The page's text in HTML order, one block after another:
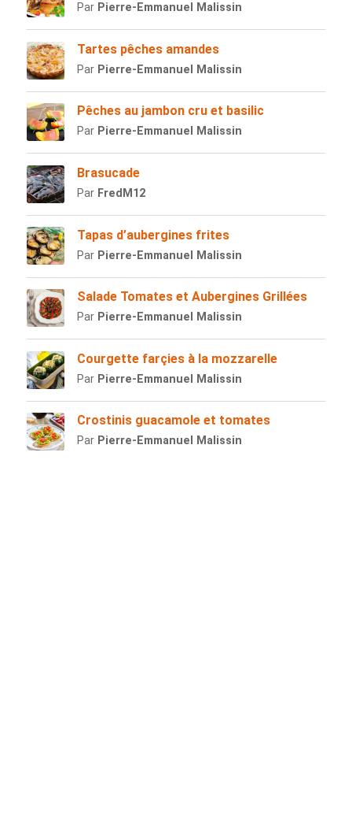
Par Pierre-Emmanuel Malissin
Tartes pêches amandes
Par Pierre-Emmanuel Malissin
Pêches au jambon cru et basilic
Par Pierre-Emmanuel Malissin
Brasucade
Par FredM12
Tapas d’aubergines frites
Par Pierre-Emmanuel Malissin
Salade Tomates et Aubergines Grillées
Par Pierre-Emmanuel Malissin
Courgette farçies à la mozzarelle
Par Pierre-Emmanuel Malissin
Crostinis guacamole et tomates
Par Pierre-Emmanuel Malissin